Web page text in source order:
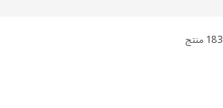
والتصفية